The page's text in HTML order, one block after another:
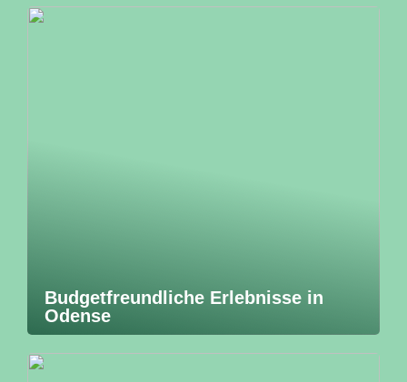
Budgetfreundliche Erlebnisse in
Odense